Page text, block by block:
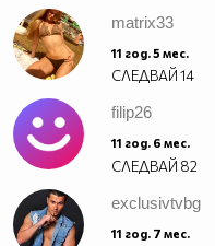
matrix33
11 год. 5 мес.
СЛЕДВАЙ14
filip26
11 год. 6 мес.
СЛЕДВАЙ 82
exclusivtvbg
11 год. 7 мес.